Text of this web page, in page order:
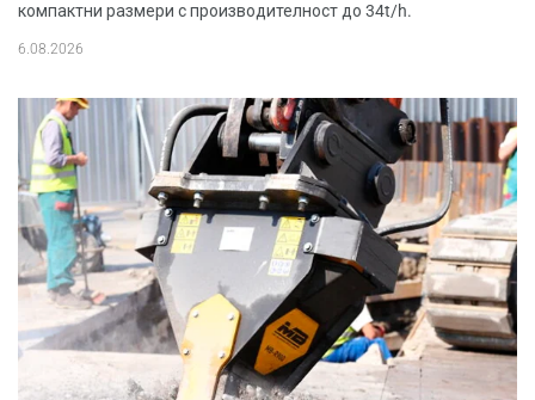
компактни размери с производителност до 34t/h.
6.08.2026